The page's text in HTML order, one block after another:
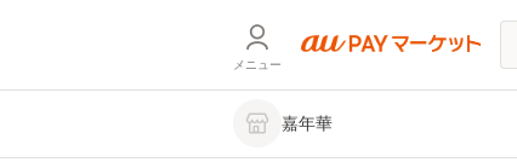
メニュー
嘉年華